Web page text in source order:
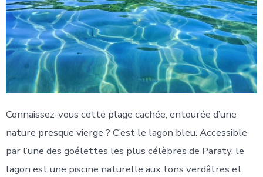
Connaissez-vous cette plage cachée, entourée d’une
nature presque vierge ? C’est le lagon bleu. Accessible
par l’une des goélettes les plus célèbres de Paraty, le
lagon est une piscine naturelle aux tons verdâtres et